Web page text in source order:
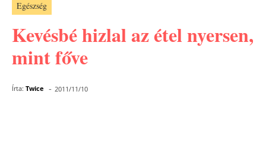
Egészség
Kevésbé hizlal az étel nyersen,
mint főve
Írta: Twice - 2011/11/10